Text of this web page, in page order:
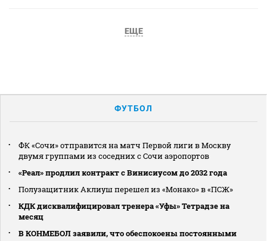
ЕЩЕ
ФУТБОЛ
ФК «Сочи» отправится на матч Первой лиги в Москву
двумя группами из соседних с Сочи аэропортов
«Реал» продлил контракт с Винисиусом до 2032 года
Полузащитник Аклиуш перешел из «Монако» в «ПСЖ»
КДК дисквалифицировал тренера «Уфы» Тетрадзе на
месяц
В КОНМЕБОЛ заявили, что обеспокоены постоянными